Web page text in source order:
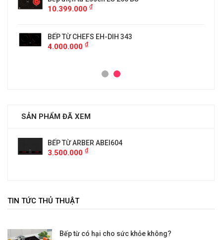
10.399.000 ₫
BẾP TỪ CHEFS EH-DIH 343
4.000.000 ₫
SẢN PHẨM ĐÃ XEM
BẾP TỪ ARBER ABEI604
3.500.000 ₫
TIN TỨC THỦ THUẬT
Bếp từ có hại cho sức khỏe không?